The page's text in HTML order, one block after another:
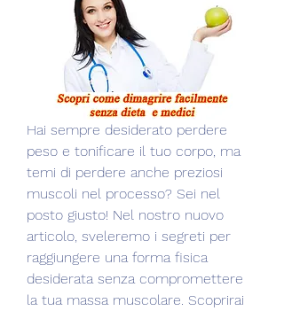
Hai sempre desiderato perdere
peso e tonificare il tuo corpo, ma
temi di perdere anche preziosi
muscoli nel processo? Sei nel
posto giusto! Nel nostro nuovo
articolo, sveleremo i segreti per
raggiungere una forma fisica
desiderata senza compromettere
la tua massa muscolare. Scoprirai